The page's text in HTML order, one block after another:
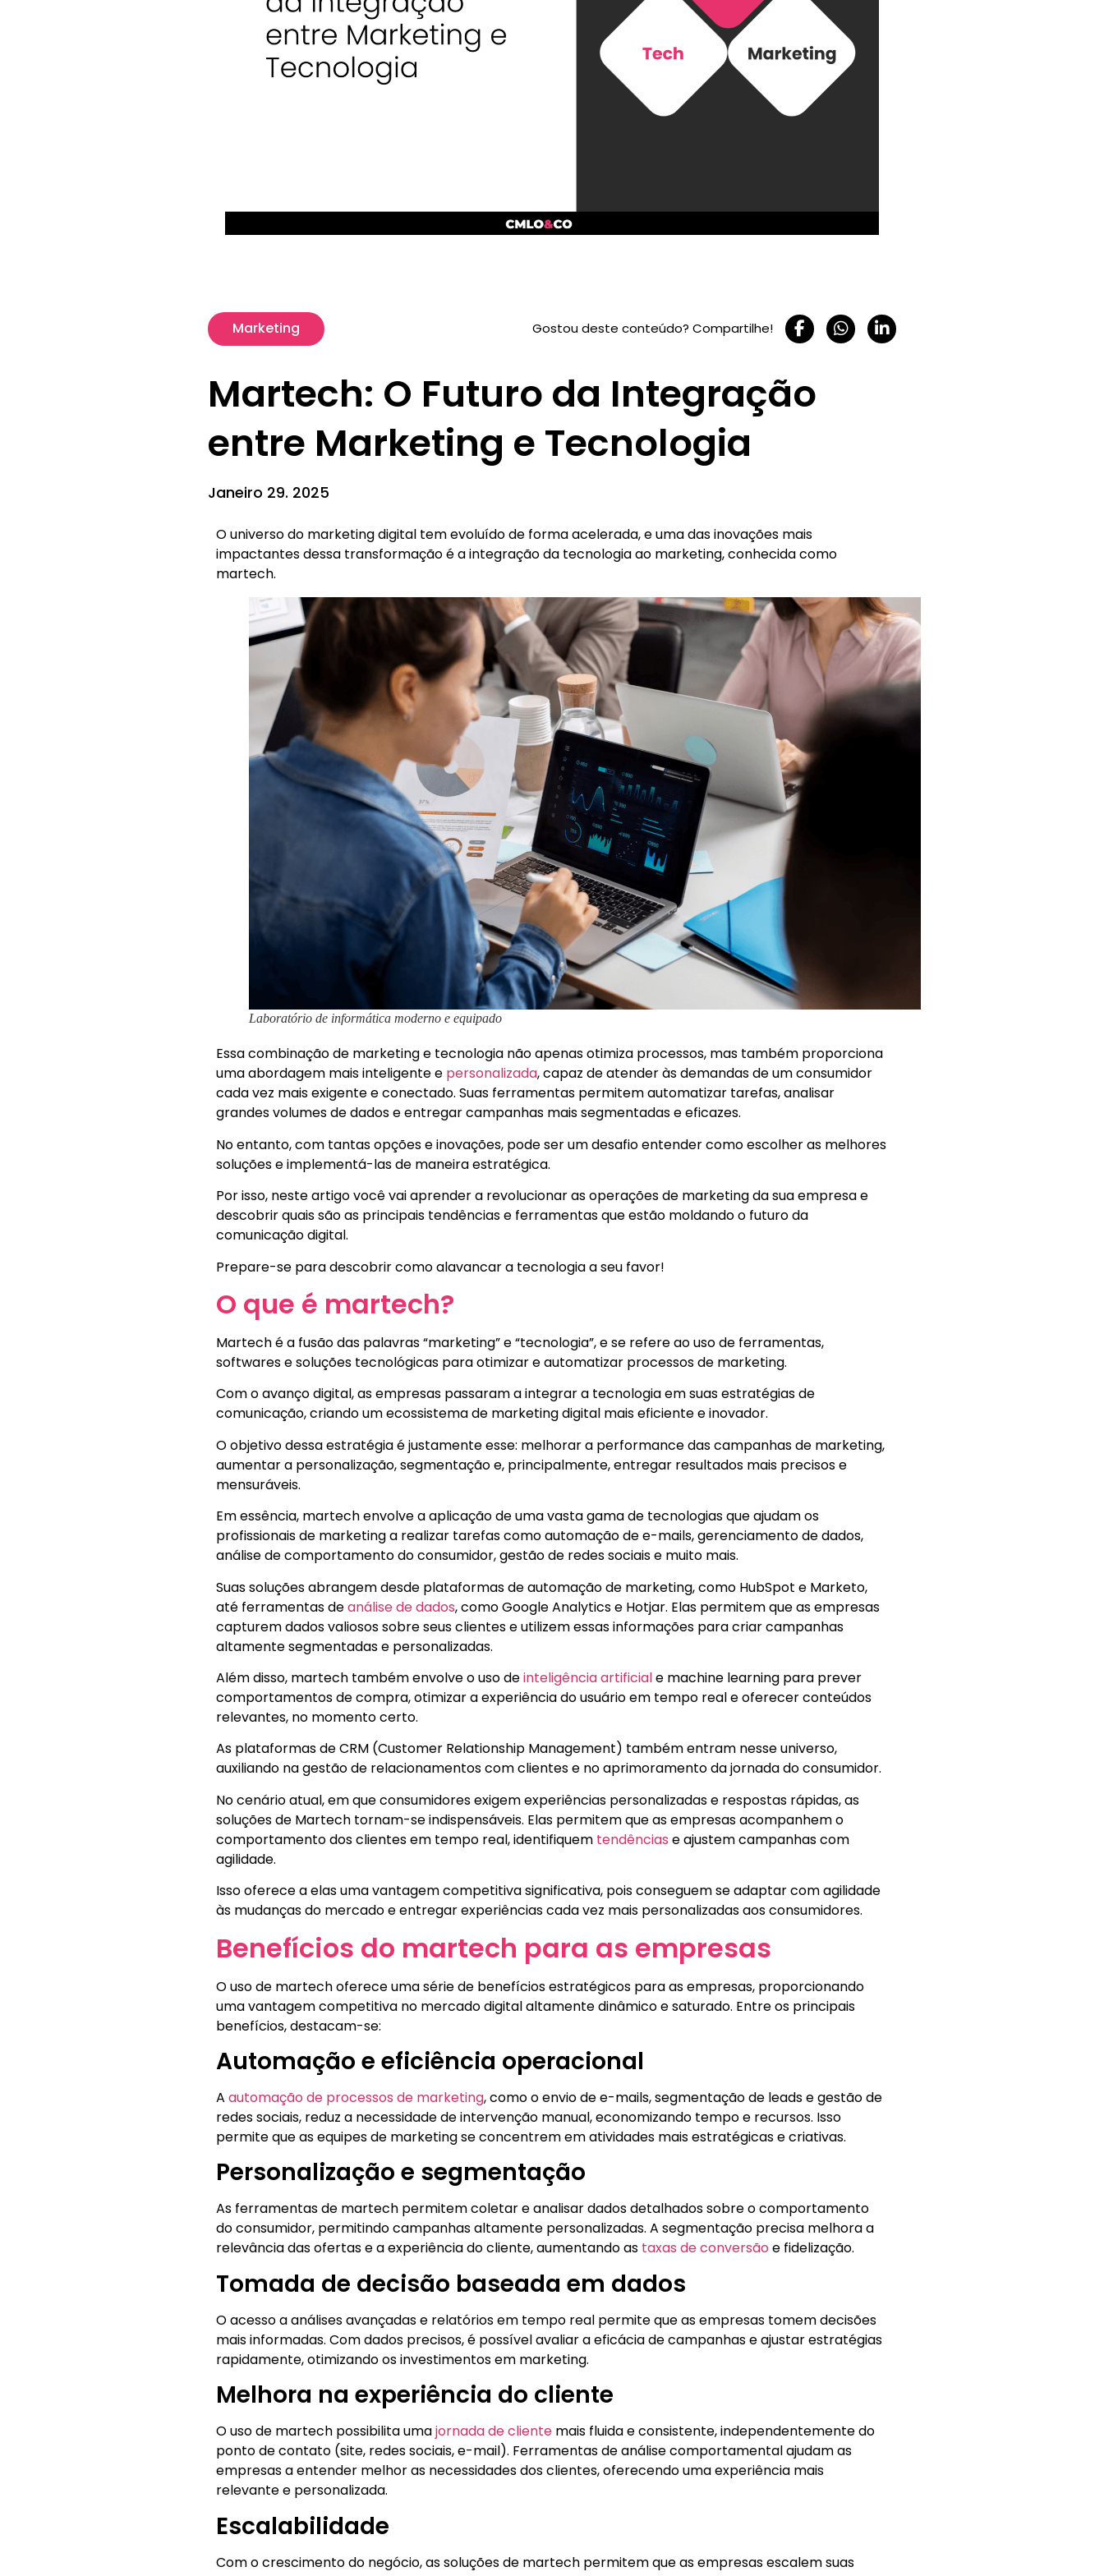
Marketing Gostou deste conteúdo? Compartilhe!
Martech: O Futuro da Integração
entre Marketing e Tecnologia
Janeiro 29. 2025
O universo do marketing digital tem evoluído de forma acelerada, e uma das inovações mais
impactantes dessa transformação é a integração da tecnologia ao marketing, conhecida como
martech.
Laboratório de informática moderno e equipado
Essa combinação de marketing e tecnologia não apenas otimiza processos, mas também proporciona
uma abordagem mais inteligente e personalizada, capaz de atender às demandas de um consumidor
cada vez mais exigente e conectado. Suas ferramentas permitem automatizar tarefas, analisar
grandes volumes de dados e entregar campanhas mais segmentadas e eficazes.
No entanto, com tantas opções e inovações, pode ser um desafio entender como escolher as melhores
soluções e implementá-las de maneira estratégica.
Por isso, neste artigo você vai aprender a revolucionar as operações de marketing da sua empresa e
descobrir quais são as principais tendências e ferramentas que estão moldando o futuro da
comunicação digital.
Prepare-se para descobrir como alavancar a tecnologia a seu favor!
O que é martech?
Martech é a fusão das palavras “marketing” e “tecnologia”, e se refere ao uso de ferramentas,
softwares e soluções tecnológicas para otimizar e automatizar processos de marketing.
Com o avanço digital, as empresas passaram a integrar a tecnologia em suas estratégias de
comunicação, criando um ecossistema de marketing digital mais eficiente e inovador.
O objetivo dessa estratégia é justamente esse: melhorar a performance das campanhas de marketing,
aumentar a personalização, segmentação e, principalmente, entregar resultados mais precisos e
mensuráveis.
Em essência, martech envolve a aplicação de uma vasta gama de tecnologias que ajudam os
profissionais de marketing a realizar tarefas como automação de e-mails, gerenciamento de dados,
análise de comportamento do consumidor, gestão de redes sociais e muito mais.
Suas soluções abrangem desde plataformas de automação de marketing, como HubSpot e Marketo,
até ferramentas deanálise de dados, como Google Analytics e Hotjar. Elas permitem que as empresas
capturem dados valiosos sobre seus clientes e utilizem essas informações para criar campanhas
altamente segmentadas e personalizadas.
Além disso, martech também envolve o uso deinteligência artificiale machine learning para prever
comportamentos de compra, otimizar a experiência do usuário em tempo real e oferecer conteúdos
relevantes, no momento certo.
As plataformas de CRM (Customer Relationship Management) também entram nesse universo,
auxiliando na gestão de relacionamentos com clientes e no aprimoramento da jornada do consumidor.
No cenário atual, em que consumidores exigem experiências personalizadas e respostas rápidas, as
soluções de Martech tornam-se indispensáveis. Elas permitem que as empresas acompanhem o
comportamento dos clientes em tempo real, identifiquem tendências e ajustem campanhas com
agilidade.
Isso oferece a elas uma vantagem competitiva significativa, pois conseguem se adaptar com agilidade
às mudanças do mercado e entregar experiências cada vez mais personalizadas aos consumidores.
Benefícios do martech para as empresas
O uso de martech oferece uma série de benefícios estratégicos para as empresas, proporcionando
uma vantagem competitiva no mercado digital altamente dinâmico e saturado. Entre os principais
benefícios, destacam-se:
Automação e eficiência operacional
A automação de processos de marketing, como o envio de e-mails, segmentação de leads e gestão de
redes sociais, reduz a necessidade de intervenção manual, economizando tempo e recursos. Isso
permite que as equipes de marketing se concentrem em atividades mais estratégicas e criativas.
Personalização e segmentação
As ferramentas de martech permitem coletar e analisar dados detalhados sobre o comportamento
do consumidor, permitindo campanhas altamente personalizadas. A segmentação precisa melhora a
relevância das ofertas e a experiência do cliente, aumentando as taxas de conversão e fidelização.
Tomada de decisão baseada em dados
O acesso a análises avançadas e relatórios em tempo real permite que as empresas tomem decisões
mais informadas. Com dados precisos, é possível avaliar a eficácia de campanhas e ajustar estratégias
rapidamente, otimizando os investimentos em marketing.
Melhora na experiência do cliente
O uso de martech possibilita umajornada de cliente mais fluida e consistente, independentemente do
ponto de contato (site, redes sociais, e-mail). Ferramentas de análise comportamental ajudam as
empresas a entender melhor as necessidades dos clientes, oferecendo uma experiência mais
relevante e personalizada.
Escalabilidade
Com o crescimento do negócio, as soluções de martech permitem que as empresas escalem suas